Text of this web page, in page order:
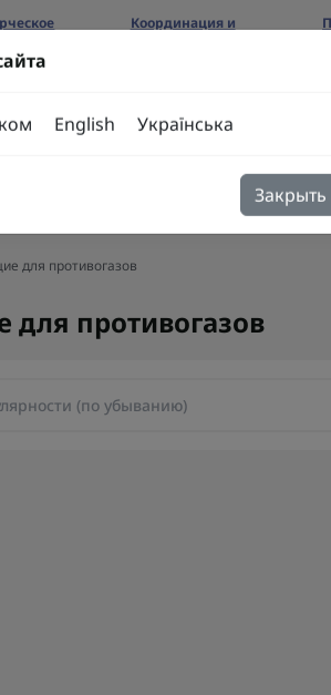
Координация и
для противогазов
English Українська
Закрыть
противогазов